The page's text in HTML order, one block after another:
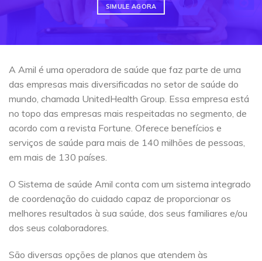
SIMULE AGORA
A Amil é uma operadora de saúde que faz parte de uma
das empresas mais diversificadas no setor de saúde do
mundo, chamada UnitedHealth Group. Essa empresa está
no topo das empresas mais respeitadas no segmento, de
acordo com a revista Fortune. Oferece benefícios e
serviços de saúde para mais de 140 milhões de pessoas,
em mais de 130 países.
O Sistema de saúde Amil conta com um sistema integrado
de coordenação do cuidado capaz de proporcionar os
melhores resultados à sua saúde, dos seus familiares e/ou
dos seus colaboradores.
São diversas opções de planos que atendem às